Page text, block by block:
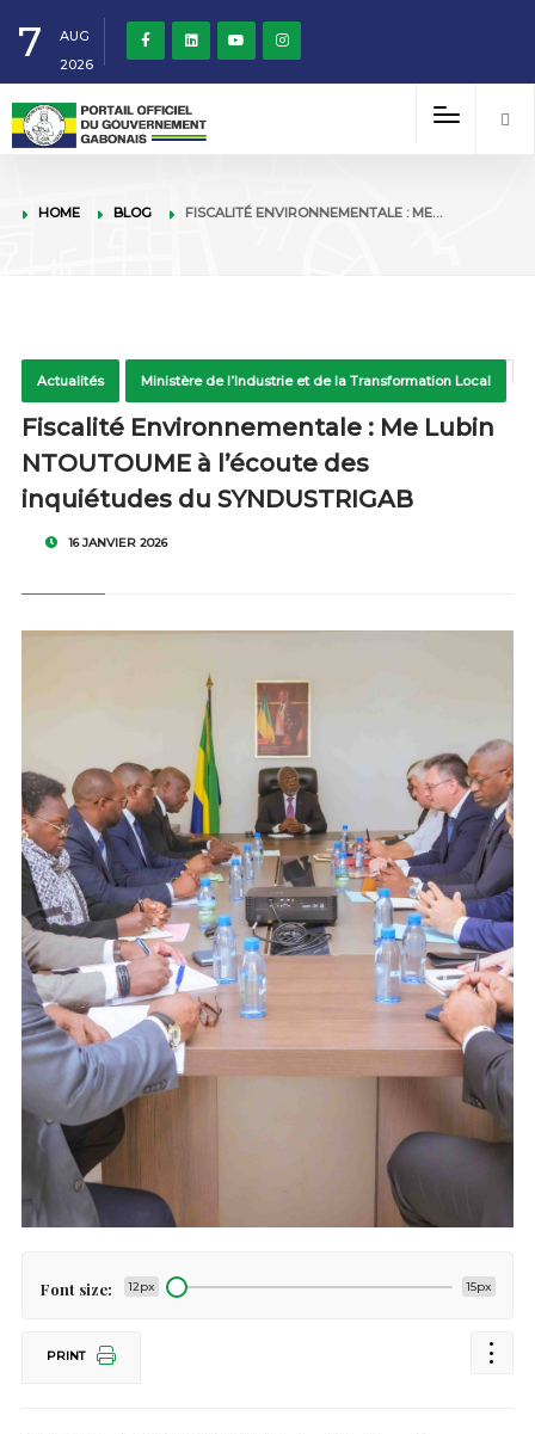
7
AUG
2026
HOME BLOG FISCALITÉ ENVIRONNEMENTALE : ME…
Actualités Ministère de l’Industrie et de la Transformation Local
Fiscalité Environnementale : Me Lubin
NTOUTOUME à l’écoute des
inquiétudes du SYNDUSTRIGAB
16 JANVIER 2026
Font size: 12px 15px
PRINT